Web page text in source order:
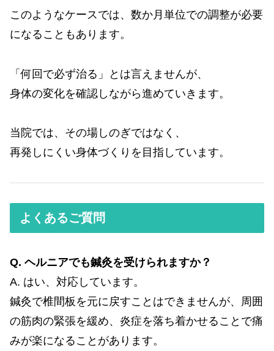
このようなケースでは、数か月単位での調整が必要
になることもあります。
「何回で必ず治る」とは言えませんが、
身体の変化を確認しながら進めていきます。
当院では、その場しのぎではなく、
再発しにくい身体づくりを目指しています。
よくあるご質問
Q. ヘルニアでも鍼灸を受けられますか？
A. はい、対応しています。
鍼灸で椎間板を元に戻すことはできませんが、周囲
の筋肉の緊張を緩め、炎症を落ち着かせることで痛
みが楽になることがあります。